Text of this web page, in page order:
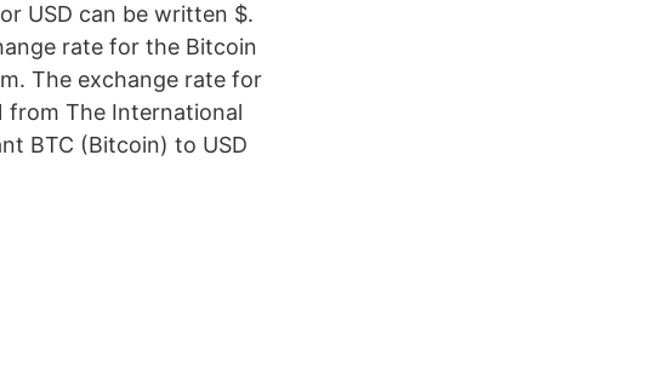
USD can be written $.
rate for the Bitcoin
The exchange rate for
from The International
BTC (Bitcoin) to USD